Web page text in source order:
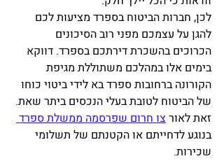
לכן, חברות הביטוח בספרד מציעות לכם
להגן על עצמכם מפני רוב הסיכונים
הכרוכים בהשכרת דירתכם בספרד. דווקא
בימים אלו במהלכם משתוללת מגיפת
הקורונה ברחובות ספרד בא לידי ביטוי כוחו
של הביטוח לטובת בעלי הנכסים ביתר שאת.
זאת לאור צו חרום שפרסמה ממשלת ספרד
בנוגע לדחייתם או הקטנתם של תשלומי
שכירות.